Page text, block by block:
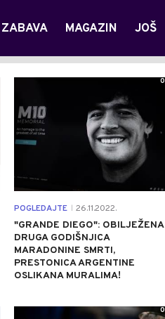
ZABAVA MAGAZIN JOŠ
POGLEDAJTE 26.11.2022.
"GRANDE DIEGO": OBILJEŽENA
DRUGA GODIŠNJICA
MARADONINE SMRTI,
PRESTONICA ARGENTINE
OSLIKANA MURALIMA!
0
0